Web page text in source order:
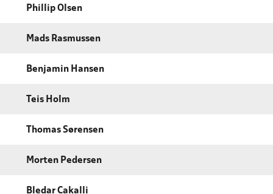
Phillip Olsen
Mads Rasmussen
Benjamin Hansen
Teis Holm
Thomas Sørensen
Morten Pedersen
Bledar Cakalli